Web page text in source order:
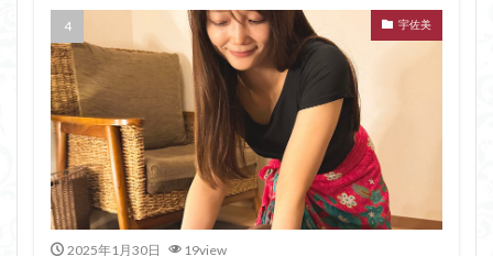
宇佐美
2025年1月30日 19view